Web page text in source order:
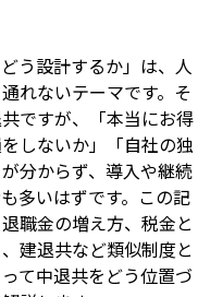
う設計するか」は、人
れないテーマです。そ
ですが、「本当にお得
しないか」「自社の独
分からず、導入や継続
多いはずです。この記
職金の増え方、税金と
建退共など類似制度と
て中退共をどう位置づ